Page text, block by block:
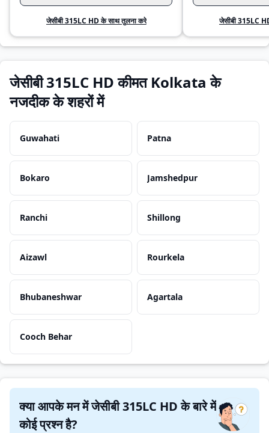
जेसीबी 315LC HD के साथ तुलना करे जेसीबी 315LC
जेसीबी 315LC HD कीमत Kolkata के
नजदीक के शहरों में
Guwahati Patna
Bokaro Jamshedpur
Ranchi Shillong
Aizawl Rourkela
Bhubaneshwar Agartala
Cooch Behar
क्या आपके मन में जेसीबी 315LC HD के बारे में
कोई प्रश्न है?